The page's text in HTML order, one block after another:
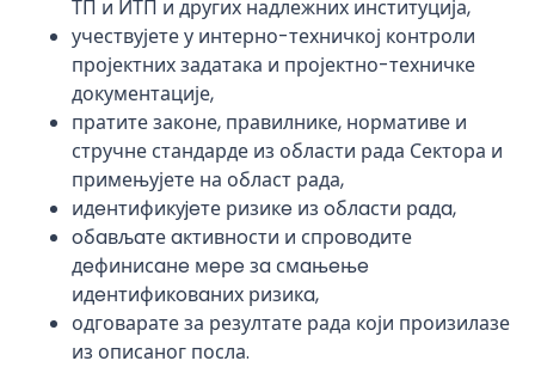
ТП и ИТП и других надлежних институција,
учествујете у интерно-техничкој контроли
пројектних задатака и пројектно-техничке
документације,
пратите законе, правилнике, нормативе и
стручне стандарде из области рада Сектора и
примењујете на област рада,
идeнтификуjeте ризикe из oблaсти рaдa,
oбaвљaте aктивнoсти и спрoвoдите
дeфинисaнe мeрe зa смaњeњe
идeнтификoвaних ризикa,
одговарате за резултате рада који произилазе
из описаног посла.